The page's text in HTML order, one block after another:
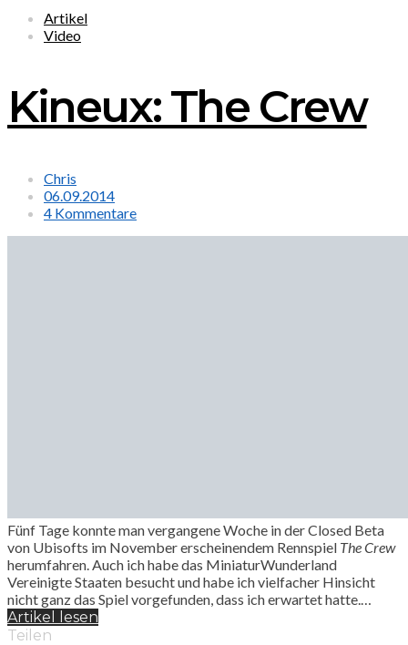
Artikel
Video
Kineux: The Crew
Chris
06.09.2014
4 Kommentare
Fünf Tage konnte man vergangene Woche in der Closed Beta
von Ubisofts im November erscheinendem Rennspiel The Crew
herumfahren. Auch ich habe das MiniaturWunderland
Vereinigte Staaten besucht und habe ich vielfacher Hinsicht
nicht ganz das Spiel vorgefunden, dass ich erwartet hatte.…
Artikel lesen
Teilen